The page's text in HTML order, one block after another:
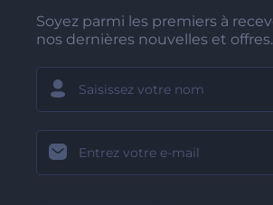
Soyez parmi les premiers à
nos dernières nouvelles et offres.